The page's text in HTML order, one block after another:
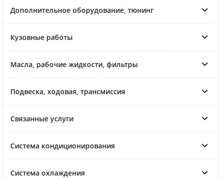
Дополнительное оборудование, тюнинг
Кузовные работы
Масла, рабочие жидкости, фильтры
Подвеска, ходовая, трансмиссия
Связанные услуги
Система кондиционирования
Система охлаждения